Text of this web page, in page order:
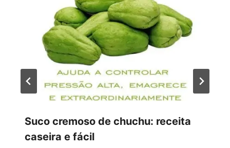
Suco cremoso de chuchu: receita
caseira e fácil